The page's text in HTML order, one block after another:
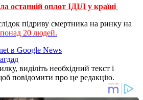
останній оплот ІДІЛ у країні
підриву смертника на ринку на
20 людей.
в Google News
виділіть необхідний текст і
повідомити про це редакцію.